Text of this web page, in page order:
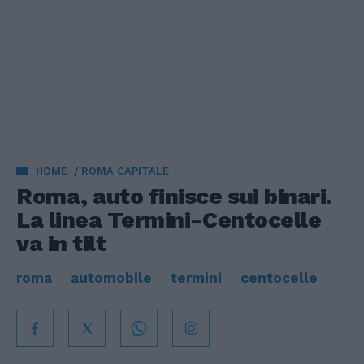
HOME ROMA CAPITALE
Roma, auto finisce sui binari.
La linea Termini-Centocelle
va in tilt
roma automobile termini centocelle